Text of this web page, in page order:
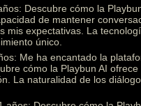
Descubre cómo la
de mantener
mis expectativas. La
único.
Me ha encantado la
cómo la Playbun AI
La naturalidad de los